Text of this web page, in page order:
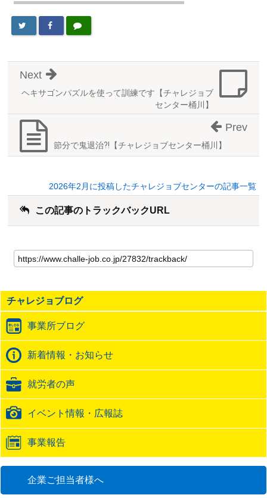
ヘキサゴンパズルを使って訓練です【チャレジョブ
センター桶川】
Next
節分で鬼退治⁈【チャレジョブセンター桶川】
Prev
2026年2月に投稿したチャレジョブセンターの記事一覧
この記事のトラックバックURL
の
記
の
ト
ッ
ク
バ
ッ
URL
チャレジョブログ
事業所ブログ
新着情報・お知らせ
就労者の声
イベント情報・広報誌
事業報告
企業ご担当者様へ